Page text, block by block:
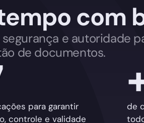
com
e autoridade
de documentos.
para garantir
controle e validade
de